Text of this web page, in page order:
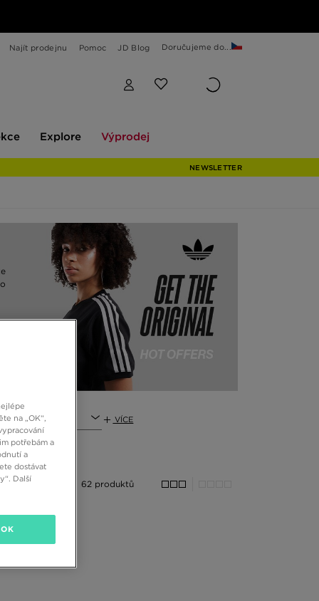
Najít prodejnu Pomoc JD Blog Doručujeme do...
Explore Výprodej
NEWSLETTER
VÍCE
62 produktů
na „OK“,
potřebám a
a
dostávat
Další
OK